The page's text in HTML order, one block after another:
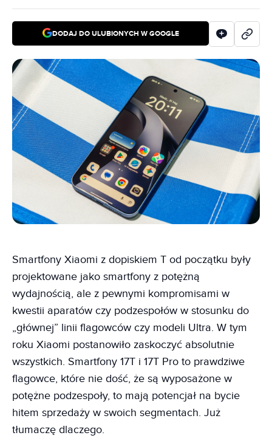
DODAJ DO ULUBIONYCH W GOOGLE
Smartfony Xiaomi z dopiskiem T od początku były
projektowane jako smartfony z potężną
wydajnością, ale z pewnymi kompromisami w
kwestii aparatów czy podzespołów w stosunku do
„głównej” linii flagowców czy modeli Ultra. W tym
roku Xiaomi postanowiło zaskoczyć absolutnie
wszystkich. Smartfony 17T i 17T Pro to prawdziwe
flagowce, które nie dość, że są wyposażone w
potężne podzespoły, to mają potencjał na bycie
hitem sprzedaży w swoich segmentach. Już
tłumaczę dlaczego.